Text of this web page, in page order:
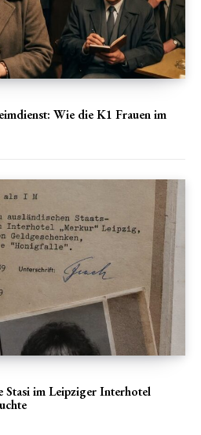
Wie die K1 Frauen im
Stasi im Leipziger Interhotel